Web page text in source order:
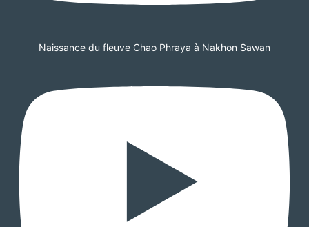
Naissance du fleuve Chao Phraya à Nakhon Sawan